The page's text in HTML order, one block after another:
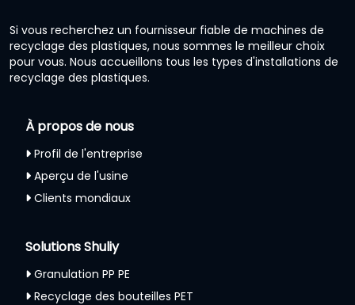
Si vous recherchez un fournisseur fiable de machines de
recyclage des plastiques, nous sommes le meilleur choix
pour vous. Nous accueillons tous les types d'installations de
recyclage des plastiques.
À propos de nous
Profil de l'entreprise
Aperçu de l'usine
Clients mondiaux
Solutions Shuliy
Granulation PP PE
Recyclage des bouteilles PET